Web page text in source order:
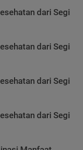
dari Segi
dari Segi
dari Segi
dari Segi